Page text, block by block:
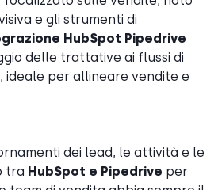
e gli strumenti di
HubSpot Pipedrive
delle trattative ai flussi di
ideale per allineare vendite e
dei lead, le attività e le
tra HubSpot e Pipedrive per